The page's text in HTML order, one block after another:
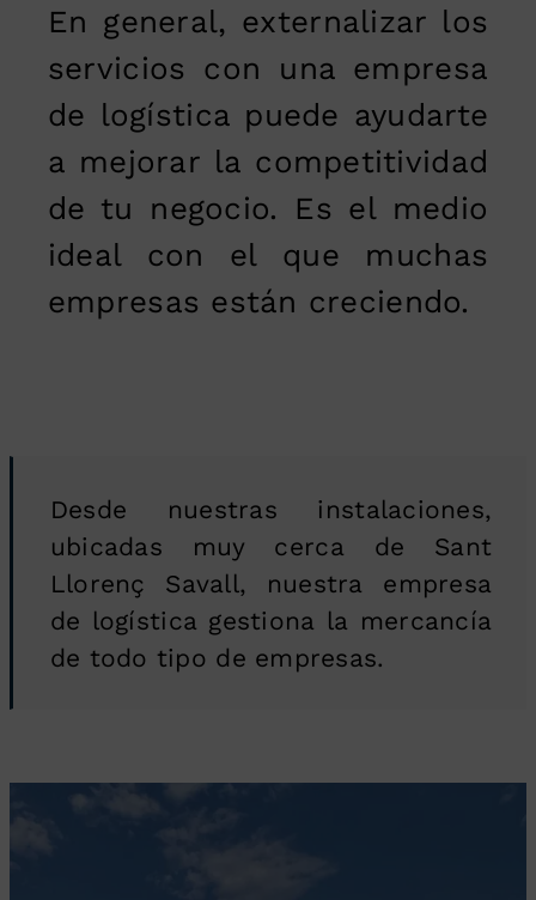
En general, externalizar los
servicios con una empresa
de logística puede ayudarte
a mejorar la competitividad
de tu negocio. Es el medio
ideal con el que muchas
empresas están creciendo.
Desde nuestras instalaciones,
ubicadas muy cerca de Sant
Llorenç Savall, nuestra empresa
de logística gestiona la mercancía
de todo tipo de empresas.